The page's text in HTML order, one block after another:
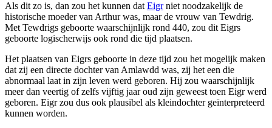
Als dit zo is, dan zou het kunnen datEigrniet noodzakelijk de
historische moeder van Arthur was, maar de vrouw van Tewdrig.
Met Tewdrigs geboorte waarschijnlijk rond 440, zou dit Eigrs
geboorte logischerwijs ook rond die tijd plaatsen.
Het plaatsen van Eigrs geboorte in deze tijd zou het mogelijk maken
dat zij een directe dochter van Amlawdd was, zij het een die
abnormaal laat in zijn leven werd geboren. Hij zou waarschijnlijk
meer dan veertig of zelfs vijftig jaar oud zijn geweest toen Eigr werd
geboren. Eigr zou dus ook plausibel als kleindochter geïnterpreteerd
kunnen worden.